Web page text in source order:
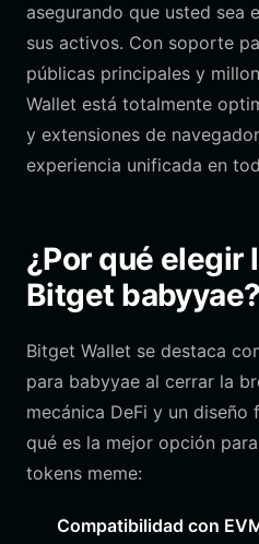
asegurando que usted sea
sus activos. Con soporte
públicas principales y
Wallet está totalmente
y extensiones de
experiencia unificada en
¿Por qué elegir
Bitget babyyae?
Bitget Wallet se destaca
para babyyae al cerrar la
mecánica DeFi y un diseño
qué es la mejor opción
tokens meme:
Compatibilidad con